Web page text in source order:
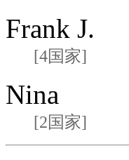
Frank J.
[4国家]
Nina
[2国家]